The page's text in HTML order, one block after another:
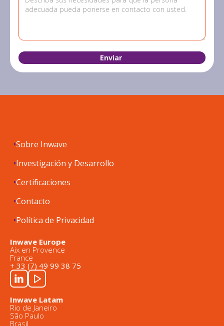
Sobre Inwave
Investigación y Desarrollo
Certificaciones
Contacto
Política de Privacidad
Inwave Europe
Aix en Provence
France
+ 33 (7) 49 99 38 75
Inwave Latam
Rio de Janeiro
São Paulo
Brasil